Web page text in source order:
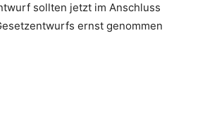
sollten jetzt im Anschluss
ernst genommen